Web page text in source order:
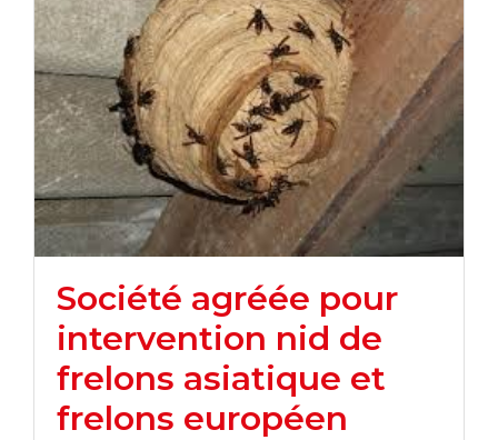
Société agréée pour
intervention nid de
frelons asiatique et
frelons européen